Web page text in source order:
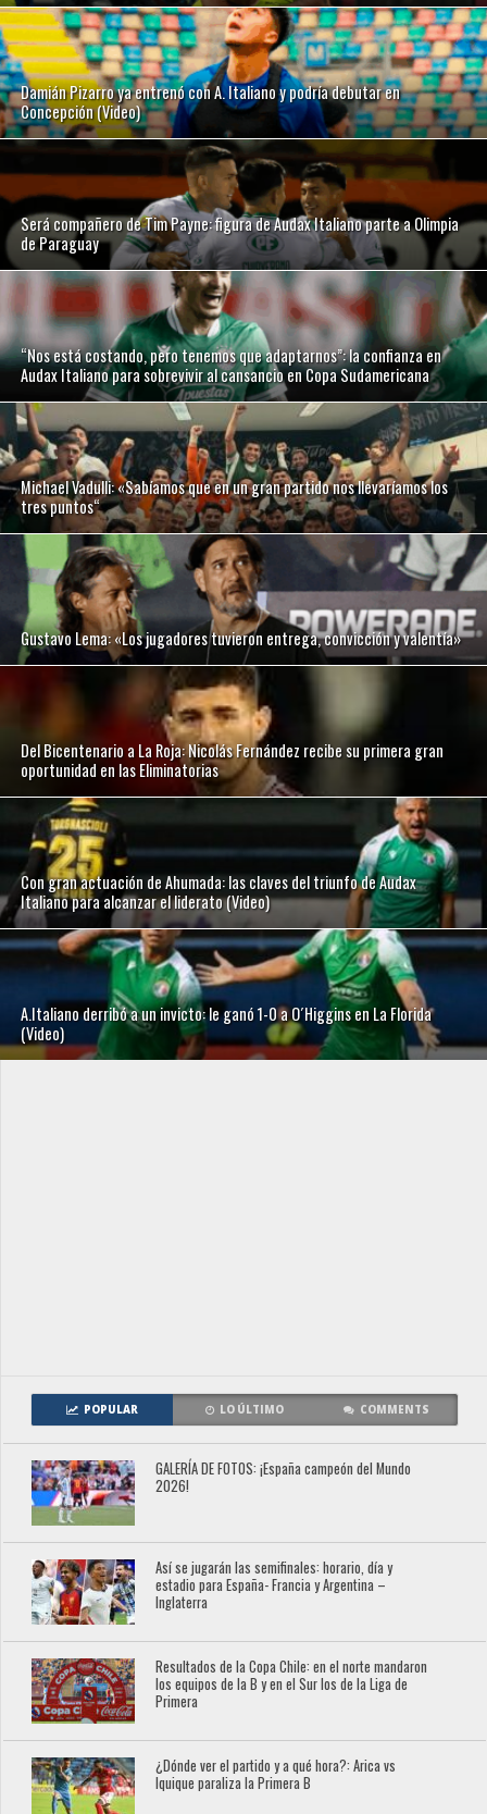
Damián Pizarro ya entrenó con A. Italiano y podría debutar en
Concepción (Video)
Será compañero de Tim Payne: figura de Audax Italiano parte a Olimpia
de Paraguay
“Nos está costando, pero tenemos que adaptarnos”: la confianza en
Audax Italiano para sobrevivir al cansancio en Copa Sudamericana
Michael Vadulli: «Sabíamos que en un gran partido nos llevaríamos los
tres puntos“
Gustavo Lema: «Los jugadores tuvieron entrega, convicción y valentía»
Del Bicentenario a La Roja: Nicolás Fernández recibe su primera gran
oportunidad en las Eliminatorias
Con gran actuación de Ahumada: las claves del triunfo de Audax
Italiano para alcanzar el liderato (Video)
A.Italiano derribó a un invicto: le ganó 1-0 a O´Higgins en La Florida
(Video)
POPULAR LO ÚLTIMO COMMENTS
GALERÍA DE FOTOS: ¡España campeón del Mundo
2026!
Así se jugarán las semifinales: horario, día y
estadio para España- Francia y Argentina –
Inglaterra
Resultados de la Copa Chile: en el norte mandaron
los equipos de la B y en el Sur los de la Liga de
Primera
¿Dónde ver el partido y a qué hora?: Arica vs
Iquique paraliza la Primera B